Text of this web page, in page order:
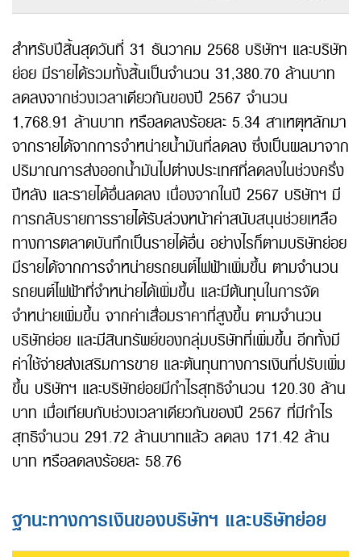
สำหรับปีสิ้นสุดวันที่ 31 ธันวาคม 2568 บริษัทฯ และบริษัท
ย่อย มีรายได้รวมทั้งสิ้นเป็นจำนวน 31,380.70 ล้านบาท
ลดลงจากช่วงเวลาเดียวกันของปี 2567 จำนวน
1,768.91 ล้านบาท หรือลดลงร้อยละ 5.34 สาเหตุหลักมา
จากรายได้จากการจำหน่ายน้ำมันที่ลดลง ซึ่งเป็นผลมาจาก
ปริมาณการส่งออกน้ำมันไปต่างประเทศที่ลดลงในช่วงครึ่ง
ปีหลัง และรายได้อื่นลดลง เนื่องจากในปี 2567 บริษัทฯ มี
การกลับรายการรายได้รับล่วงหน้าค่าสนับสนุนช่วยเหลือ
ทางการตลาดบันทึกเป็นรายได้อื่น อย่างไรก็ตามบริษัทย่อย
มีรายได้จากการจำหน่ายรถยนต์ไฟฟ้าเพิ่มขึ้น ตามจำนวน
รถยนต์ไฟฟ้าที่จำหน่ายได้เพิ่มขึ้น และมีต้นทุนในการจัด
จำหน่ายเพิ่มขึ้น จากค่าเสื่อมราคาที่สูงขึ้น ตามจำนวน
บริษัทย่อย และมีสินทรัพย์ของกลุ่มบริษัทที่เพิ่มขึ้น อีกทั้งมี
ค่าใช้จ่ายส่งเสริมการขาย และต้นทุนทางการเงินที่ปรับเพิ่ม
ขึ้น บริษัทฯ และบริษัทย่อยมีกำไรสุทธิจำนวน 120.30 ล้าน
บาท เมื่อเทียบกับช่วงเวลาเดียวกันของปี 2567 ที่มีกำไร
สุทธิจำนวน 291.72 ล้านบาทแล้ว ลดลง 171.42 ล้าน
บาท หรือลดลงร้อยละ 58.76
ฐานะทางการเงินของบริษัทฯ และบริษัทย่อย